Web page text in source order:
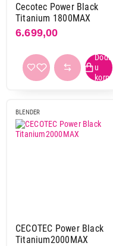
Cecotec Power Black
Titanium 1800MAX
6.699,00
BLENDER
CECOTEC Power Black
Titanium2000MAX